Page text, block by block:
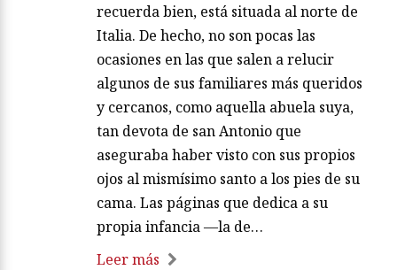
recuerda bien, está situada al norte de
Italia. De hecho, no son pocas las
ocasiones en las que salen a relucir
algunos de sus familiares más queridos
y cercanos, como aquella abuela suya,
tan devota de san Antonio que
aseguraba haber visto con sus propios
ojos al mismísimo santo a los pies de su
cama. Las páginas que dedica a su
propia infancia —la de…
Leer más